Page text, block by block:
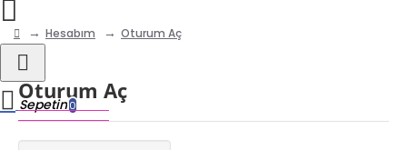
Sepetim0
Hesabım Oturum Aç
Oturum Aç